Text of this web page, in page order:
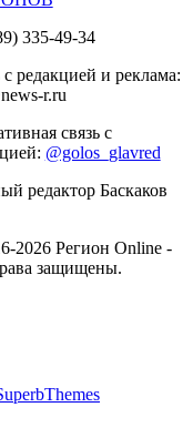
335-49-34
с редакцией и реклама:
r.ru
связь с
@golos_glavred
редактор Баскаков
2026 Регион Online -
защищены.